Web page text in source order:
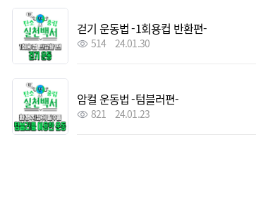
걷기 운동법 -1회용컵 반환편-
514 24.01.30
암컬 운동법 -텀블러편-
821 24.01.23